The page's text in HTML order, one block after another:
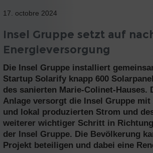
17. octobre 2024
Insel Gruppe setzt auf
Energieversorgung
Die Insel Gruppe installiert
Startup Solarify knapp 600
des sanierten Marie-Colinet-Hauses.
Anlage versorgt die Insel Gruppe mit
und lokal produzierten Strom und
weiterer wichtiger Schritt in
der Insel Gruppe. Die Bevölkerung
Projekt beteiligen und dabei eine